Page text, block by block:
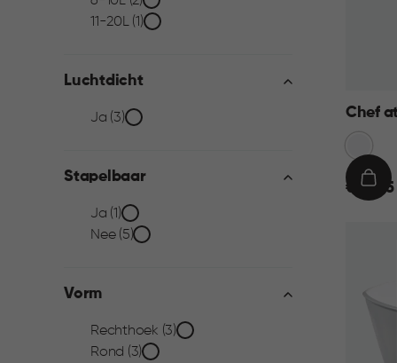
filter
11-20L (1)
Luchtdicht
Luchtdicht
filter
Ja (3)
Stapelbaar
Stapelbaar
Ja (1)
Nee (5)
Vorm
Vorm
Rechthoek (3)
Rond (3)
Chef
Wit
€€ 12,95
IN